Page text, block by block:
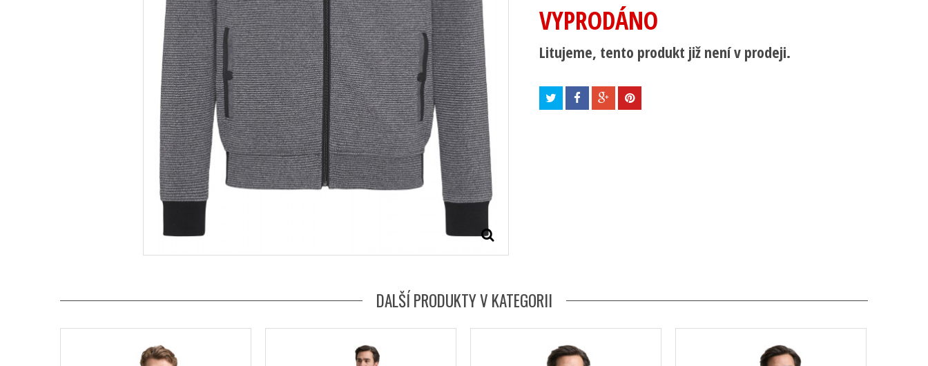
VYPRODÁNO
Litujeme, tento produkt již není v prodeji.
DALŠÍ PRODUKTY V KATEGORII